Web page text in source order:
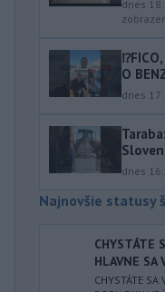
dnes
O
dnes
dnes
Najnovšie statusy
CHYSTÁTE
HLAVNE SA
CHYSTÁTE SA